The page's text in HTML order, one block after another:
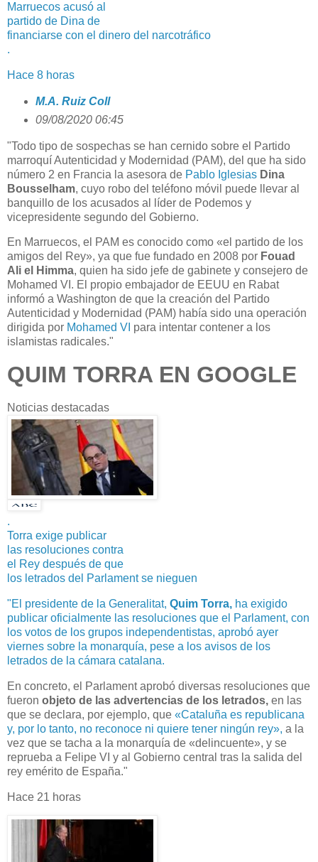
Marruecos acusó al
partido de Dina de
financiarse con el dinero del narcotráfico
.
Hace 8 horas
M.A. Ruiz Coll
09/08/2020 06:45
"Todo tipo de sospechas se han cernido sobre el Partido
marroquí Autenticidad y Modernidad (PAM), del que ha sido
número 2 en Francia la asesora de Pablo Iglesias Dina
Bousselham, cuyo robo del teléfono móvil puede llevar al
banquillo de los acusados al líder de Podemos y
vicepresidente segundo del Gobierno.
En Marruecos, el PAM es conocido como «el partido de los
amigos del Rey», ya que fue fundado en 2008 por Fouad
Ali el Himma, quien ha sido jefe de gabinete y consejero de
Mohamed VI. El propio embajador de EEUU en Rabat
informó a Washington de que la creación del Partido
Autenticidad y Modernidad (PAM) había sido una operación
dirigida por Mohamed VI para intentar contener a los
islamistas radicales."
QUIM TORRA EN GOOGLE
Noticias destacadas
.
Torra exige publicar
las resoluciones contra
el Rey después de que
los letrados del Parlament se nieguen
"El presidente de la Generalitat, Quim Torra, ha exigido
publicar oficialmente las resoluciones que el Parlament, con
los votos de los grupos independentistas, aprobó ayer
viernes sobre la monarquía, pese a los avisos de los
letrados de la cámara catalana.
En concreto, el Parlament aprobó diversas resoluciones que
fueron objeto de las advertencias de los letrados, en las
que se declara, por ejemplo, que «Cataluña es republicana
y, por lo tanto, no reconoce ni quiere tener ningún rey», a la
vez que se tacha a la monarquía de «delincuente», y se
reprueba a Felipe VI y al Gobierno central tras la salida del
rey emérito de España."
Hace 21 horas